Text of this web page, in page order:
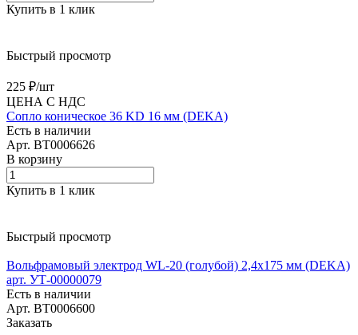
Купить в 1 клик
Быстрый просмотр
225 ₽/шт
ЦЕНА С НДС
Сопло коническое 36 KD 16 мм (DEKA)
Есть в наличии
Арт. BT0006626
В корзину
Купить в 1 клик
Быстрый просмотр
Вольфрамовый электрод WL-20 (голубой) 2,4х175 мм (DEKA)
арт. УТ-00000079
Есть в наличии
Арт. BT0006600
Заказать